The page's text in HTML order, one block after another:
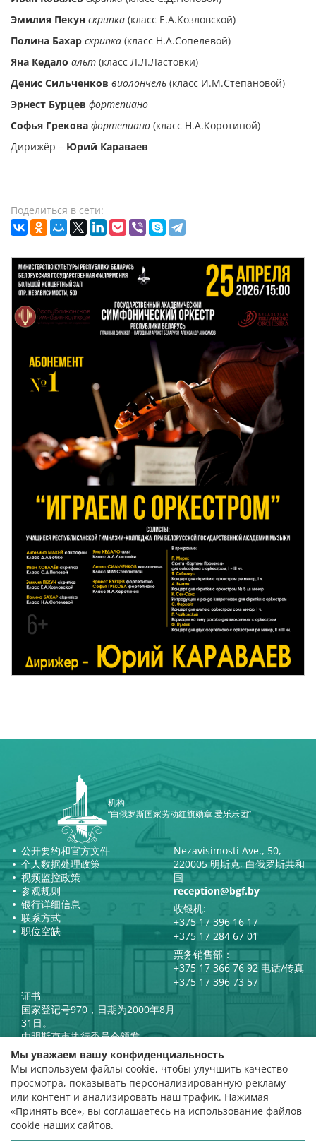
Эмилия Пекун скрипка (класс Е.А.Козловской)
Полина Бахар скрипка (класс Н.А.Сопелевой)
Яна Кедало альт (класс Л.Л.Ластовки)
Денис Сильченков виолончель (класс И.М.Степановой)
Эрнест Бурцев фортепиано
Софья Грекова фортепиано (класс Н.А.Коротиной)
Дирижёр – Юрий Караваев
机构
“白俄罗斯国家劳动红旗勋章 爱乐乐团”
公开要约和官方文件
个人数据处理政策
视频监控政策
参观规则
银行详细信息
联系方式
职位空缺
Nezavisimosti Ave., 50,
220005 明斯克, 白俄罗斯共和
国
reception@bgf.by
收银机:
+375 17 396 16 17
+375 17 284 67 01
票务销售部：
+375 17 366 76 92 电话/传真
+375 17 396 73 57
证书
国家登记号970，日期为2000年8月
31日。
由明斯克市执行委员会颁发。
白俄罗斯共和国总统官方互联网
白俄罗斯共和国文化部
门户网站
评级评估
Мы уважаем вашу конфиденциальность
Мы используем файлы cookie, чтобы улучшить качество
просмотра, показывать персонализированную рекламу
или контент и анализировать наш трафик. Нажимая
«Принять все», вы соглашаетесь на использование файлов
cookie наших сайтов.